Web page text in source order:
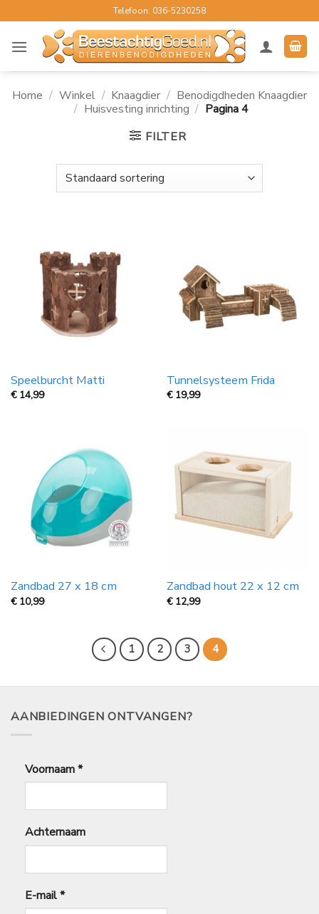
naar
inhoud
Telefoon: 036-5230258
Home / Winkel / Knaagdier / Benodigdheden Knaagdier
/ Huisvesting inrichting / Pagina 4
FILTER
Speelburcht Matti
€ 14,99
Tunnelsysteem Frida
€ 19,99
Zandbad 27 x 18 cm
€ 10,99
Zandbad hout 22 x 12 cm
€ 12,99
1 2 3 4
AANBIEDINGEN ONTVANGEN?
Voornaam*
Achternaam
E-mail*